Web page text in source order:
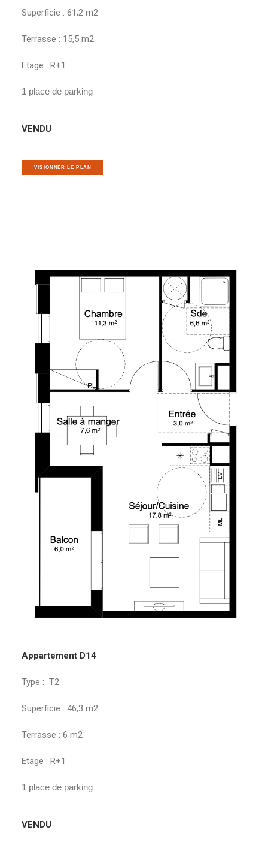
Superficie : 61,2 m2
Terrasse : 15,5 m2
Etage : R+1
1 place de parking
VENDU
VISIONNER LE PLAN
Appartement D14
Type : T2
Superficie : 46,3 m2
Terrasse : 6 m2
Etage : R+1
1 place de parking
VENDU